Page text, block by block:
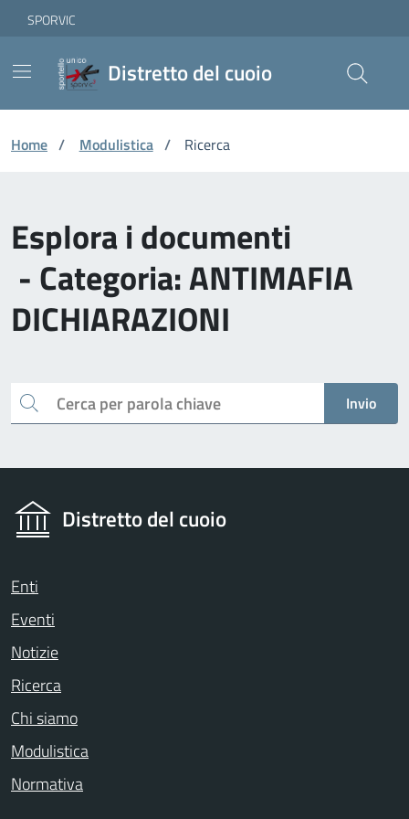
Skip to Main Content
Vai ai contenuti
Vai al footer
SPORVIC
Distretto del cuoio
Home / Modulistica / Ricerca
Esplora i documenti
- Categoria: ANTIMAFIA
DICHIARAZIONI
Cerca Invio
Distretto del cuoio
Enti
Eventi
Notizie
Ricerca
Chi siamo
Modulistica
Normativa